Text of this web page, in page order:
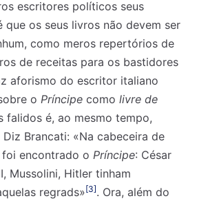
escritores políticos seus
que os seus livros não devem ser
como meros repertórios de
de receitas para os bastidores
aforismo do escritor italiano
o Príncipe como livre de
falidos é, ao mesmo tempo,
Brancati: «Na cabeceira de
encontrado o Príncipe: César
Mussolini, Hitler tinham
regrads»[3]. Ora, além do